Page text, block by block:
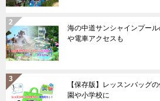
海の中道サンシャインプー
や電車アクセスも
【保存版】レッスンバッグ
園や小学校に